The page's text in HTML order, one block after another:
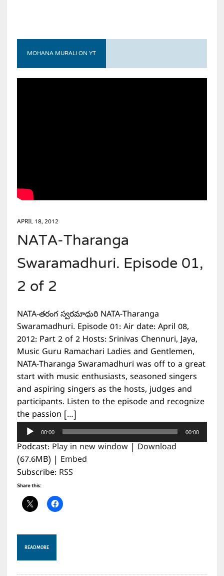
MOHANA MURALI ON YT
APRIL 18, 2012
NATA-Tharanga
Swaramadhuri. Episode 01,
2 of 2
NATA-తరంగ స్వరమాధురి NATA-Tharanga
Swaramadhuri. Episode 01: Air date: April 08,
2012: Part 2 of 2 Hosts: Srinivas Chennuri, Jaya,
Music Guru Ramachari Ladies and Gentlemen,
NATA-Tharanga Swaramadhuri was off to a great
start with music enthusiasts, seasoned singers
and aspiring singers as the hosts, judges and
participants. Listen to the episode and recognize
the passion […]
Audio
Player
00:00 00:00
Podcast: Play in new window| Download
(67.6MB) | Embed
Subscribe: RSS
Share this:
READ MORE